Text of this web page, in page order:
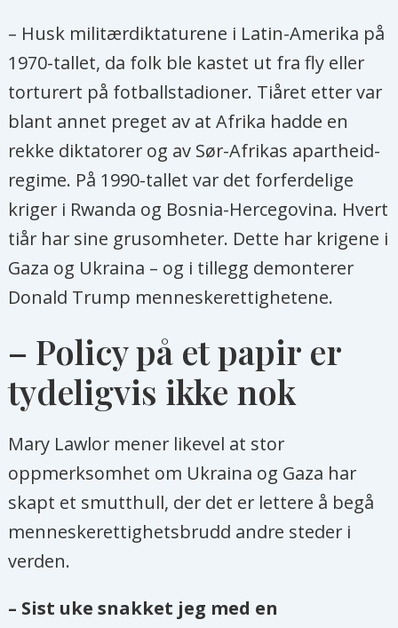
Spesialrapportøren tar opp påståtte
brudd og overgrep mot rettighetene
til menneskerettighetsforkjempere
ved å sende brev – som
hasteappeller, anklagebrev og
annen kommunikasjon – til
relevante statlige og ikke-statlige
parter, inkludert selskaper.
– Husk militærdiktaturene i Latin-Amerika på
1970-tallet, da folk ble kastet ut fra fly eller
torturert på fotballstadioner. Tiåret etter var
blant annet preget av at Afrika hadde en
rekke diktatorer og av Sør-Afrikas apartheid-
regime. På 1990-tallet var det forferdelige
kriger i Rwanda og Bosnia-Hercegovina. Hvert
tiår har sine grusomheter. Dette har krigene i
Gaza og Ukraina – og i tillegg demonterer
Donald Trump menneskerettighetene.
– Policy på et papir er
tydeligvis ikke nok
Mary Lawlor mener likevel at stor
oppmerksomhet om Ukraina og Gaza har
skapt et smutthull, der det er lettere å begå
menneskerettighetsbrudd andre steder i
verden.
– Sist uke snakket jeg med en